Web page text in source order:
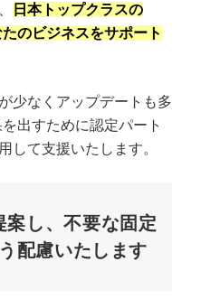
日本トップクラスの
のビジネスをサポート
少なくアップデートも多
出すために認定パート
して支援いたします。
案し、不要な固定
配慮いたします